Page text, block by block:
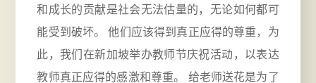
和成长的贡献是社会无法估量的，无论如何都可
能受到破坏。 他们应该得到真正应得的尊重，为
此，我们在新加坡举办教师节庆祝活动，以表达
教师真正应得的感激和尊重。 给老师送花是为了